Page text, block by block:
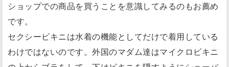
ショップでの商品を買うことを意識してみるのもお薦め
です。
セクシービキニは水着の機能としてだけで着用している
わけではないのです。外国のマダム達はマイクロビキニ